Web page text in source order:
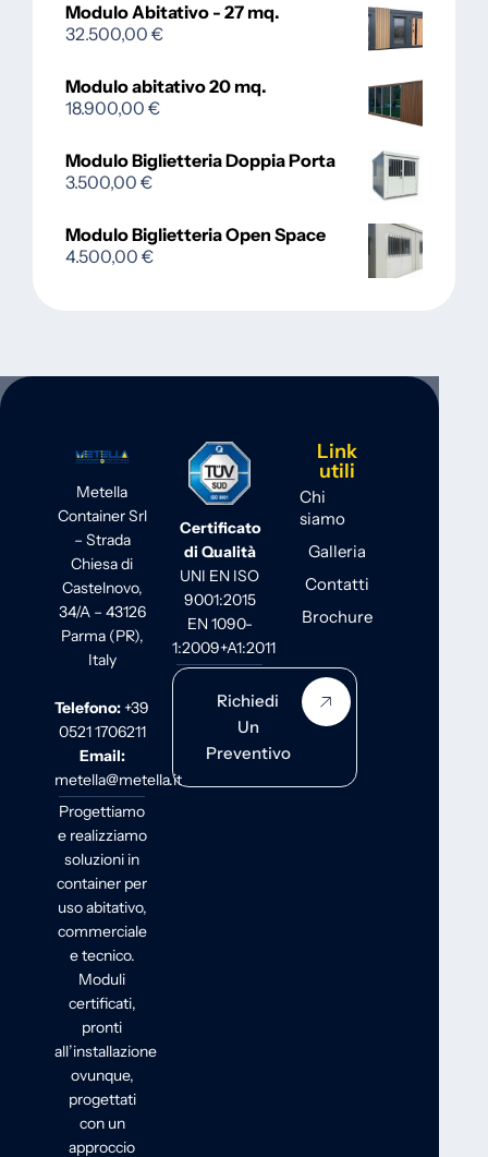
Modulo Abitativo - 27 mq.
32.500,00 €
Modulo abitativo 20 mq.
18.900,00 €
Modulo Biglietteria Doppia Porta
3.500,00 €
Modulo Biglietteria Open Space
4.500,00 €
Metella
Container Srl
– Strada
Chiesa di
Castelnovo,
34/A – 43126
Parma (PR),
Italy
Telefono:+39
0521 1706211
Email:
metella@metella.it
Progettiamo
e realizziamo
soluzioni in
container per
uso abitativo,
commerciale
e tecnico.
Moduli
certificati,
pronti
all’installazione
ovunque,
progettati
con un
approccio
Certificato
di Qualità
UNI EN ISO
9001:2015
EN 1090-
1:2009+A1:2011
Richiedi
Un
Preventivo
Link
utili
Chi
siamo
Galleria
Contatti
Brochure